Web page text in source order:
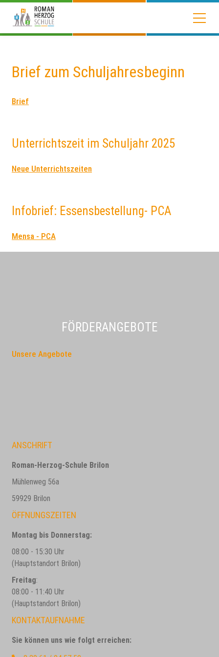
Brief zum Schuljahresbeginn
Brief
Unterrichtszeit im Schuljahr 2025
Neue Unterrichtszeiten
Infobrief: Essensbestellung- PCA
Mensa - PCA
FÖRDERANGEBOTE
Unsere Angebote
ANSCHRIFT
Roman-Herzog-Schule Brilon
Mühlenweg 56a
59929 Brilon
ÖFFNUNGSZEITEN
Montag bis Donnerstag:
08:00 - 15:30 Uhr
(Hauptstandort Brilon)
Freitag:
08:00 - 11:40 Uhr
(Hauptstandort Brilon)
KONTAKTAUFNAHME
Sie können uns wie folgt erreichen: